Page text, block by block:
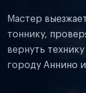
Мастер
тоннику,
вернуть
городу Аннино